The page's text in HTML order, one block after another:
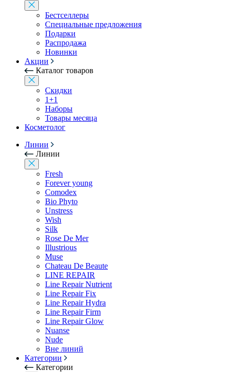
Бестселлеры
Специальные предложения
Подарки
Распродажа
Новинки
Акции
Каталог товаров
Скидки
1+1
Наборы
Товары месяца
Косметолог
Линии
Линии
Fresh
Forever young
Comodex
Bio Phyto
Unstress
Wish
Silk
Rose De Mer
Illustrious
Muse
Chateau De Beaute
LINE REPAIR
Line Repair Nutrient
Line Repair Fix
Line Repair Hydra
Line Repair Firm
Line Repair Glow
Nuanse
Nude
Вне линий
Категории
Категории